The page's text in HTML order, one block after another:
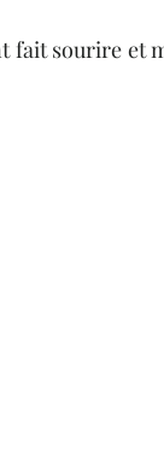
fait sourire et